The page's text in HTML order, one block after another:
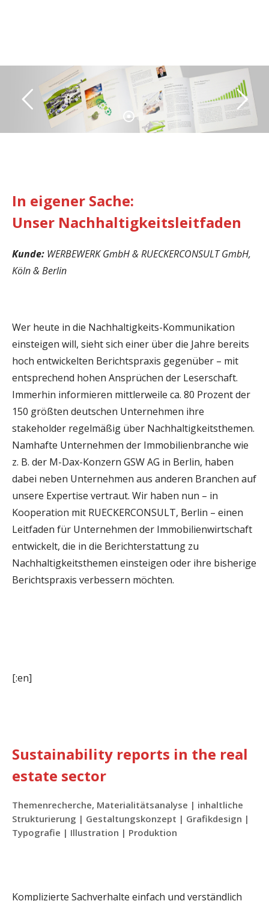
In eigener Sache:
Unser Nachhaltigkeitsleitfaden
Kunde: WERBEWERK GmbH & RUECKERCONSULT GmbH,
Köln & Berlin
Wer heute in die Nachhaltigkeits-Kommunikation
einsteigen will, sieht sich einer über die Jahre bereits
hoch entwickelten Berichtspraxis gegenüber – mit
entsprechend hohen Ansprüchen der Leserschaft.
Immerhin informieren mittlerweile ca. 80 Prozent der
150 größten deutschen Unternehmen ihre
stakeholder regelmäßig über Nachhaltigkeitsthemen.
Namhafte Unternehmen der Immobilienbranche wie
z. B. der M-Dax-Konzern GSW AG in Berlin, haben
dabei neben Unternehmen aus anderen Branchen auf
unsere Expertise vertraut. Wir haben nun – in
Kooperation mit RUECKERCONSULT, Berlin – einen
Leitfaden für Unternehmen der Immobilienwirtschaft
entwickelt, die in die Berichterstattung zu
Nachhaltigkeitsthemen einsteigen oder ihre bisherige
Berichtspraxis verbessern möchten.
[:en]
Sustainability reports in the real
estate sector
Themenrecherche, Materialitätsanalyse | inhaltliche
Strukturierung | Gestaltungskonzept | Grafikdesign |
Typografie | Illustration | Produktion
Komplizierte Sachverhalte einfach und verständlich